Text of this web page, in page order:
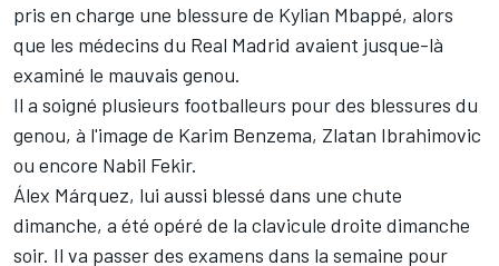
pris en charge une blessure de Kylian Mbappé, alors
que les médecins du Real Madrid avaient jusque-là
examiné le mauvais genou.
Il a soigné plusieurs footballeurs pour des blessures du
genou, à l'image de Karim Benzema, Zlatan Ibrahimovic
ou encore Nabil Fekir.
Álex Márquez, lui aussi blessé dans une chute
dimanche, a été opéré de la clavicule droite dimanche
soir. Il va passer des examens dans la semaine pour